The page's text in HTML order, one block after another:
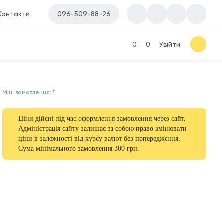
096-509-88-26
0 0 Увійти
Мін. замовлення: 1
Ціни дійсні під час оформлення замовлення через сайт.
Адміністрація сайту залишає за собою право змінювати
ціни в залежності від курсу валют без попередження.
Сума мінімального замовлення 300 грн.